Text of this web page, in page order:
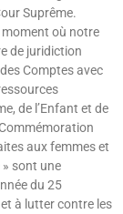
Suprême.
moment où notre
de juridiction
Comptes avec
de l’Enfant et de
aux femmes et
» sont une
du 25
à lutter contre les